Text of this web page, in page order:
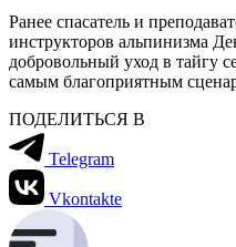
Ранее спасатель и
инструкторов альпинизма
добровольный уход в тайгу
самым благоприятным
ПОДЕЛИТЬСЯ В
Telegram
Vkontakte